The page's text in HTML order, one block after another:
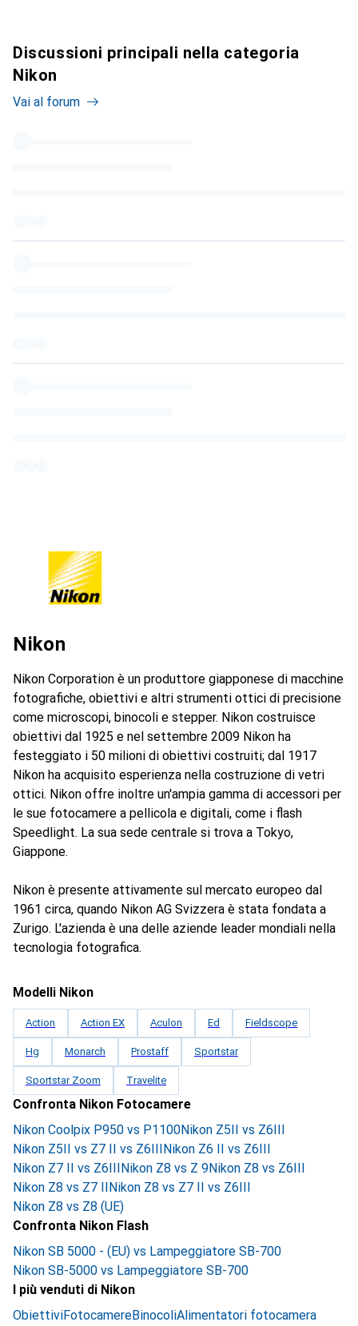
Discussioni principali nella categoria
Nikon
Vai al forum
Nikon
Nikon Corporation è un produttore giapponese di macchine
fotografiche, obiettivi e altri strumenti ottici di precisione
come microscopi, binocoli e stepper. Nikon costruisce
obiettivi dal 1925 e nel settembre 2009 Nikon ha
festeggiato i 50 milioni di obiettivi costruiti; dal 1917
Nikon ha acquisito esperienza nella costruzione di vetri
ottici. Nikon offre inoltre un'ampia gamma di accessori per
le sue fotocamere a pellicola e digitali, come i flash
Speedlight. La sua sede centrale si trova a Tokyo,
Giappone.
Nikon è presente attivamente sul mercato europeo dal
1961 circa, quando Nikon AG Svizzera è stata fondata a
Zurigo. L'azienda è una delle aziende leader mondiali nella
tecnologia fotografica.
Modelli Nikon
Action Action EX Aculon Ed Fieldscope
Hg Monarch Prostaff Sportstar
Sportstar Zoom Travelite
Confronta Nikon Fotocamere
Nikon Coolpix P950 vs P1100Nikon Z5II vs Z6III
Nikon Z5II vs Z7 II vs Z6IIINikon Z6 II vs Z6III
Nikon Z7 II vs Z6IIINikon Z8 vs Z 9Nikon Z8 vs Z6III
Nikon Z8 vs Z7 IINikon Z8 vs Z7 II vs Z6III
Nikon Z8 vs Z8 (UE)
Confronta Nikon Flash
Nikon SB 5000 - (EU) vs Lampeggiatore SB-700
Nikon SB-5000 vs Lampeggiatore SB-700
I più venduti di Nikon
ObiettiviFotocamereBinocoliAlimentatori fotocamera